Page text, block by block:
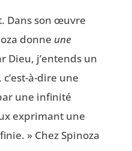
Dans son œuvre
donne une
Dieu, j’entends un
à-dire une
une infinité
exprimant une
» Chez Spinoza